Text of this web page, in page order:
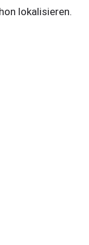
lokalisieren.